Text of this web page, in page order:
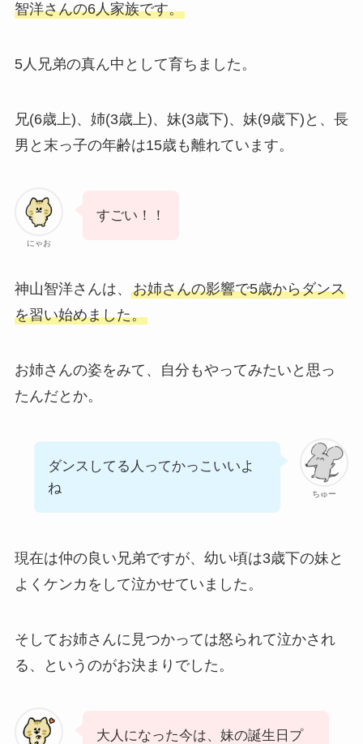
智洋さんの6人家族です。
5人兄弟の真ん中として育ちました。
兄(6歳上)、姉(3歳上)、妹(3歳下)、妹(9歳下)と、長
男と末っ子の年齢は15歳も離れています。
にゃお
すごい！！
神山智洋さんは、 お姉さんの影響で5歳からダンス
を習い始めました。
お姉さんの姿をみて、自分もやってみたいと思っ
たんだとか。
ちゅー
ダンスしてる人ってかっこいいよ
ね
現在は仲の良い兄弟ですが、幼い頃は3歳下の妹と
よくケンカをして泣かせていました。
そしてお姉さんに見つかっては怒られて泣かされ
る、というのがお決まりでした。
大人になった今は、妹の誕生日プ